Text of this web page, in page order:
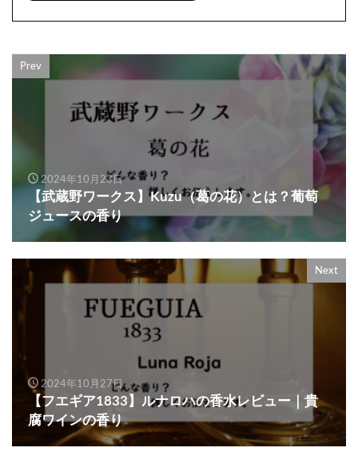
Prev
2024年10月23日
【武蔵野ワークス】Kuzu（葛の花）とは？葡萄
ジュースの香り
Next
2024年10月27日
【フエギア1833】ルナロハの香水レビュー｜貴
腐ワインの香り